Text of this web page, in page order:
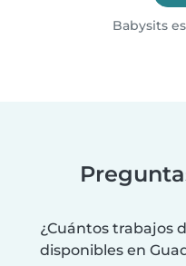
Babysits
¿Cuántos trabajos
disponibles en